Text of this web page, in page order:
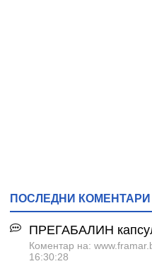
ПОСЛЕДНИ КОМЕНТАРИ
ПРЕГАБАЛИН
Коментар на:
16:30:28